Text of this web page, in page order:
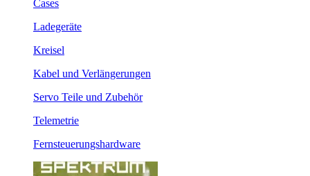
Cases
Ladegeräte
Kreisel
Kabel und Verlängerungen
Servo Teile und Zubehör
Telemetrie
Fernsteuerungshardware